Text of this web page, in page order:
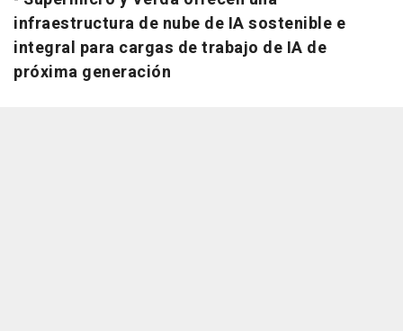
infraestructura de nube de IA sostenible e
integral para cargas de trabajo de IA de
próxima generación